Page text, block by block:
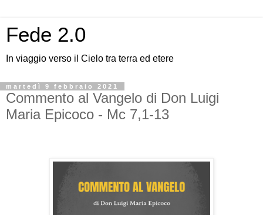
Fede 2.0
In viaggio verso il Cielo tra terra ed etere
martedì 9 febbraio 2021
Commento al Vangelo di Don Luigi
Maria Epicoco - Mc 7,1-13